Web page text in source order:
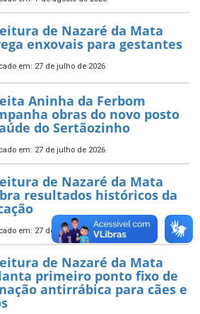
de Nazaré da Mata
enxovais para gestantes
em: 27 de julho de 2026
Aninha da Ferbom
obras do novo posto
do Sertãozinho
em: 27 de julho de 2026
de Nazaré da Mata
resultados históricos da
em: 27 de julho de 2026
de Nazaré da Mata
primeiro ponto fixo de
antirrábica para cães e